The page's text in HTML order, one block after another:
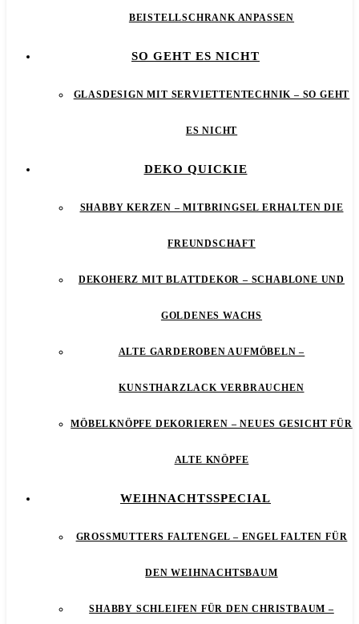
BEISTELLSCHRANK ANPASSEN
SO GEHT ES NICHT
GLASDESIGN MIT SERVIETTENTECHNIK – SO GEHT
ES NICHT
DEKO QUICKIE
SHABBY KERZEN – MITBRINGSEL ERHALTEN DIE
FREUNDSCHAFT
DEKOHERZ MIT BLATTDEKOR – SCHABLONE UND
GOLDENES WACHS
ALTE GARDEROBEN AUFMÖBELN –
KUNSTHARZLACK VERBRAUCHEN
MÖBELKNÖPFE DEKORIEREN – NEUES GESICHT FÜR
ALTE KNÖPFE
WEIHNACHTSSPECIAL
GROSSMUTTERS FALTENGEL – ENGEL FALTEN FÜR D
EN WEIHNACHTSBAUM
SHABBY SCHLEIFEN FÜR DEN CHRISTBAUM –